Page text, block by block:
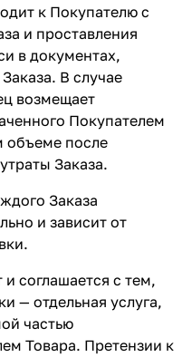
к Покупателю с
и проставления
в документах,
В случае
возмещает
Покупателем
объеме после
Заказа.
Заказа
и зависит от
соглашается с тем,
— отдельная услуга,
частью
Товара. Претензии к